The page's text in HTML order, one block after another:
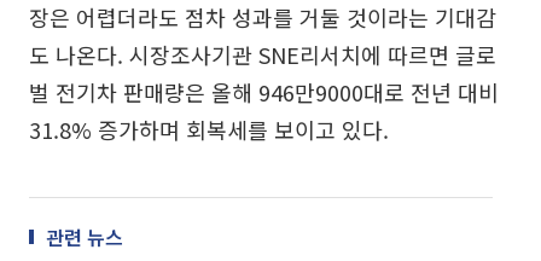
장은 어렵더라도 점차 성과를 거둘 것이라는 기대감
도 나온다. 시장조사기관 SNE리서치에 따르면 글로
벌 전기차 판매량은 올해 946만9000대로 전년 대비
31.8% 증가하며 회복세를 보이고 있다.
관련 뉴스